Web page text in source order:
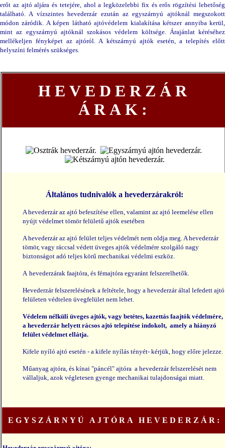
erőt az ajtó aljára és tetejére, ahol a legközelebbi fix és erős rögzítési lehetőség
található. A vízszintes hevederzár ezután az egyszárnyú ajtóknál megszokott
módon záródik. A képen látható ajtóvédelem kialakítása kétszer annyiba kerül,
mint az egyszárnyú ajtóknál szokásos védelem költsége. Árajánlat kéréséhez
mellékeljen fényképet az ajtóról. A kétszárnyú ajtók esetén, a telepítés előtt
helyszíni felmérés szükséges.
HEVEDERZÁR
ÁRAK:
Általános tudnivalók a hevederzárakról:
A hevederzár az ajtó befeszítése ellen, valamint az ajtó leemelése ellen
nyújt védelmet tömör felületű ajtók esetében
A hevederzár az ajtó felület teljes védelmét nem oldja meg. A hevederzár
tömör, vagy ráccsal védett üveges ajtók védelmére szolgáló nagy
biztonságot adó teljes körű mechanikai védelmi eszköz.
A hevederzárak faajtóra, és fémajtóra egyaránt felszerelhetők.
Hevederzár felszerelésének a feltétele, hogy a hevederzár által lefedett ajtó
felületen védtelen üvegfelület nem lehet.
Védelem nélküli üveges ajtók, vagy betétes, kazettás faajtók védelmére,
a hevederzár helyett rácsos ajtó telepítése indokolt, amely a hiányzó
felület védelmet ellátja.
Kifele nyíló ajtó esetén - a kifele nyílás tényét- kérjük, hogy előre jelezze.
Műanyag ajtóra, és kínai "páncél" ajtóra a hevederzár felszerelését nem
vállaljuk, azok végletesen gyenge mechanikai tulajdonságai miatt.
EGYSZÁRNYÚ AJTÓRA HEVEDERZÁR: